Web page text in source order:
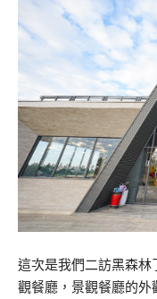
這次是我們二訪黑森
觀餐廳，景觀餐廳的